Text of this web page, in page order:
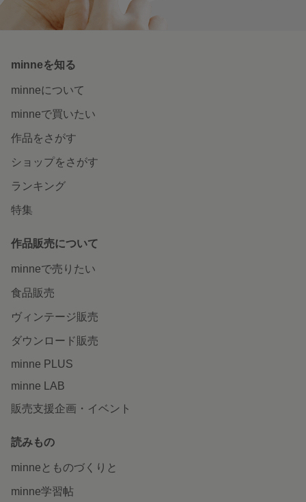
minneを知る
minneについて
minneで買いたい
作品をさがす
ショップをさがす
ランキング
特集
作品販売について
minneで売りたい
食品販売
ヴィンテージ販売
ダウンロード販売
minne PLUS
minne LAB
販売支援企画・イベント
読みもの
minneとものづくりと
minne学習帖